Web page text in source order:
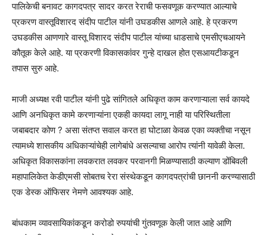
पालिकेची बनावट कागदपत्र सादर करत रेराची फसवणूक करण्यात आल्याचे
प्रकरण वास्तूविशारद संदीप पाटील यांनी उघडकीस आणले आहे. हे प्रकरण
उघडकीस आणणारे वास्तू विशारद संदीप पाटील यांच्या धाडसाचे एमसीएचआयने
कौतूक केले आहे. या प्रकरणी विकासकांवर गुन्हे दाखल होत एसआयटीकडून
तपास सुरु आहे.
माजी अध्यक्ष रवी पाटील यांनी पुढे सांगितले अधिकृत काम करणाऱ्याला सर्व कायदे
आणि अनधिकृत कामे करणाऱ्यांना एकही कायदा लागू नाही या परिस्थितीला
जबाबदार कोण ? असा संतप्त सवाल करत हा घोटाळा केवळ एका व्यक्तीचा नसून
त्यामध्ये शासकीय अधिकाऱ्यांचेही लागेबांधे असल्याचा आरोप त्यांनी यावेळी केला.
अधिकृत विकासकांना लवकरात लवकर परवानगी मिळण्यासाठी कल्याण डोंबिवली
महापालिकेत केडीएमसी सोबतच रेरा संस्थेकडून कागदपत्रांची छाननी करण्यासाठी
एक डेस्क ऑफिसर नेमणे आवश्यक आहे.
बांधकाम व्यावसायिकांकडून करोडो रुपयांची गुंतवणूक केली जात आहे आणि